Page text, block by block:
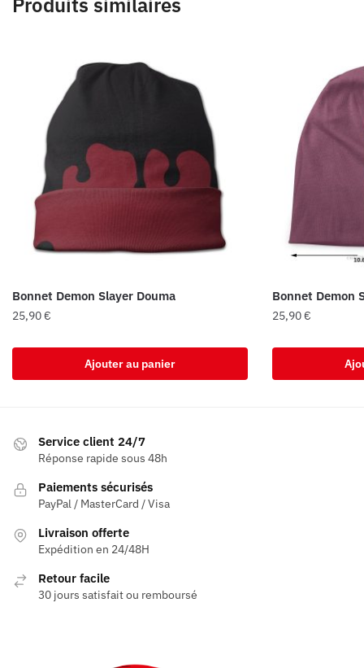
Bonnet Demon Slayer Douma
25,90€
Ajouter au panier
Bonnet Demon
25,90€
Service client 24/7
Réponse rapide sous 48h
Paiements sécurisés
PayPal / MasterCard / Visa
Livraison offerte
Expédition en 24/48H
Retour facile
30 jours satisfait ou remboursé